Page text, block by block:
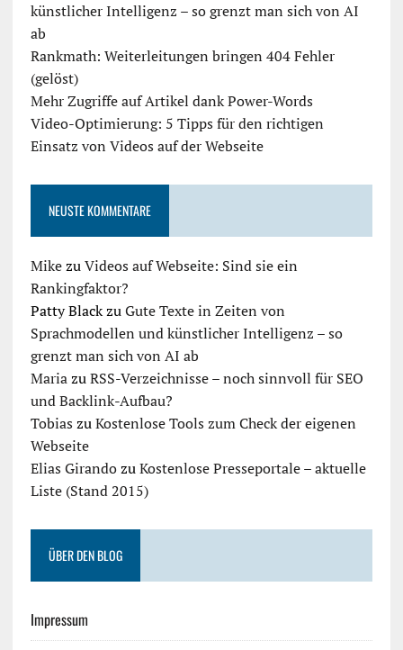
künstlicher Intelligenz – so grenzt man sich von AI
ab
Rankmath: Weiterleitungen bringen 404 Fehler
(gelöst)
Mehr Zugriffe auf Artikel dank Power-Words
Video-Optimierung: 5 Tipps für den richtigen
Einsatz von Videos auf der Webseite
NEUSTE KOMMENTARE
MikezuVideos auf Webseite: Sind sie ein
Rankingfaktor?
Patty BlackzuGute Texte in Zeiten von
Sprachmodellen und künstlicher Intelligenz – so
grenzt man sich von AI ab
MariazuRSS-Verzeichnisse – noch sinnvoll für SEO
und Backlink-Aufbau?
Tobias zuKostenlose Tools zum Check der eigenen
Webseite
Elias GirandozuKostenlose Presseportale – aktuelle
Liste (Stand 2015)
ÜBER DEN BLOG
Impressum